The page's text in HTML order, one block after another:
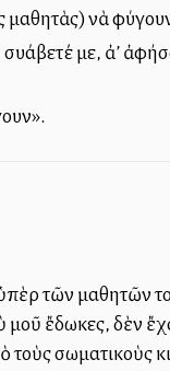
μαθητὰς) νὰ
με, ἀλλ’
τῶν μαθητῶν
ἔδωκες, δὲν
τοὺς σωματικοὺς